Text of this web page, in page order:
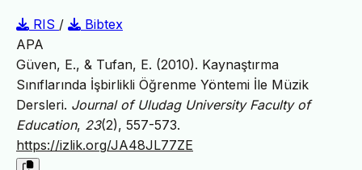
RIS /
Bibtex
APA
Güven, E., & Tufan, E. (2010). Kaynaştırma
Sınıflarında İşbirlikli Öğrenme Yöntemi İle Müzik
Dersleri. Journal of Uludag University Faculty of
Education, 23(2), 557-573.
https://izlik.org/JA48JL77ZE